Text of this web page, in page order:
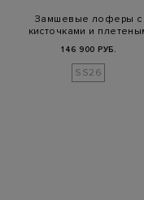
Замшевые лоферы с
кисточками и
146 900 РУБ.
SS26